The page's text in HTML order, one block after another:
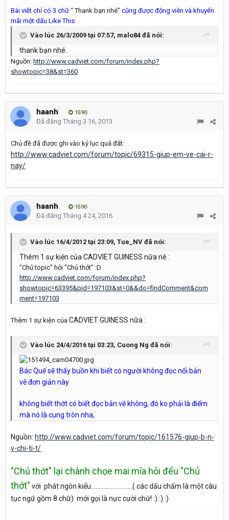
Bài viết chỉ có 3 chữ “ Thank bạn nhé” cũng được động viên và khuyến
mãi một dấu Like This:
Vào lúc 26/3/2009 tại 07:57, malo84 đã nói:
thank bạn nhé.
Nguồn: http://www.cadviet.com/forum/index.php?
showtopic=38&st=360
haanh 1590
Đã đăng Tháng 3 16, 2013
Chủ đề đã được ghi vào kỷ lục quả đất:
http://www.cadviet.com/forum/topic/69315-giup-em-ve-cai-r-
nay/
haanh 1590
Đã đăng Tháng 4 24, 2016
Vào lúc 16/4/2012 tại 23:09, Tue_NV đã nói:
Thêm 1 sự kiện của CADVIET GUINESS nữa nè :
"Chủ topic" hỏi "Chủ thớt" :D
http://www.cadviet.com/forum/index.php?
showtopic=63395&pid=197103&st=0&&do=findComment&com
ment=197103
Thêm 1 sự kiện của CADVIET GUINESS nữa :
Vào lúc 24/4/2016 tại 03:23, Cuong Ng đã nói:
Bác Quế sẽ thấy buồn khi biết có người không đọc nổi bản
vẽ đơn giản này
không biết thớt có biết đọc bản vẽ không, đó ko phải là điểm
mà nó là cung tròn nha,
Nguồn: http://www.cadviet.com/forum/topic/161576-giup-b-n-
v-chi-ti-t/
"Chủ thớt" lại chành chọe mai mỉa hỏi đểu "Chủ
thớt" với phát ngôn kiểu...........................( các dấu chấm là một câu
tục ngữ gồm 8 chữ) mới gọi là nực cười chứ! :) :) :)